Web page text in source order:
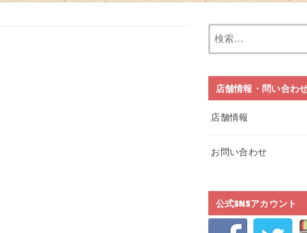
店舗情報・問い合わ
店舗情報
お問い合わせ
公式SNSアカウント